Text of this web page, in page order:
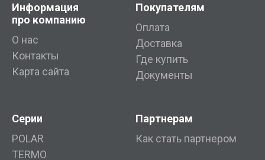
Информация
про компанию
О нас
Контакты
Карта сайта
Покупателям
Оплата
Доставка
Где купить
Документы
Серии
POLAR
TERMO
Партнерам
Как стать партнером